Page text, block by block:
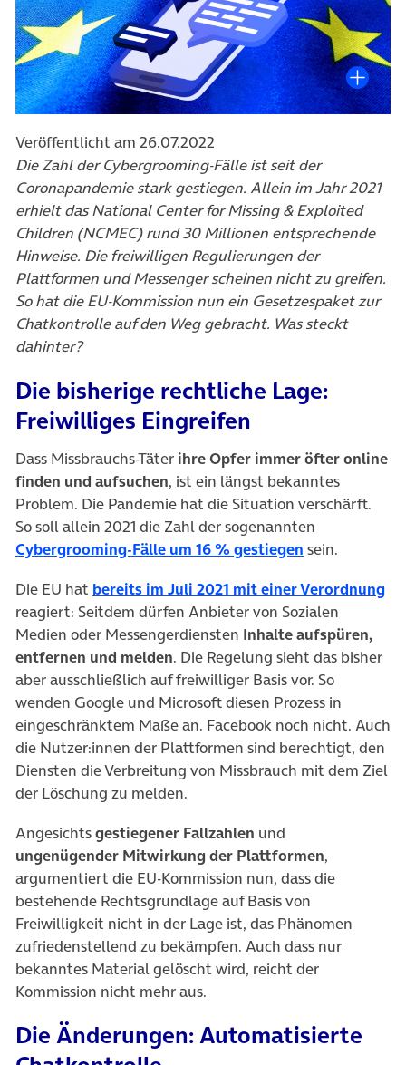
Veröffentlicht am 26.07.2022
Die Zahl der Cybergrooming-Fälle ist seit der
Coronapandemie stark gestiegen. Allein im Jahr 2021
erhielt das National Center for Missing & Exploited
Children (NCMEC) rund 30 Millionen entsprechende
Hinweise. Die freiwilligen Regulierungen der
Plattformen und Messenger scheinen nicht zu greifen.
So hat die EU-Kommission nun ein Gesetzespaket zur
Chatkontrolle auf den Weg gebracht. Was steckt
dahinter?
Die bisherige rechtliche Lage:
Freiwilliges Eingreifen
Dass Missbrauchs-Täter ihre Opfer immer öfter online
finden und aufsuchen, ist ein längst bekanntes
Problem. Die Pandemie hat die Situation verschärft.
So soll allein 2021 die Zahl der sogenannten
Cybergrooming-Fälle um 16 % gestiegen (öffnet in
sein.
Die EU hat bereits im Juli 2021 mit einer Verordnung
reagiert: Seitdem dürfen Anbieter von Sozialen
Medien oder Messengerdiensten Inhalte aufspüren,
entfernen und melden. Die Regelung sieht das bisher
aber ausschließlich auf freiwilliger Basis vor. So
wenden Google und Microsoft diesen Prozess in
eingeschränktem Maße an. Facebook noch nicht. Auch
die Nutzer:innen der Plattformen sind berechtigt, den
Diensten die Verbreitung von Missbrauch mit dem Ziel
der Löschung zu melden.
Angesichtsgestiegener Fallzahlen und
ungenügender Mitwirkung der Plattformen,
argumentiert die EU-Kommission nun, dass die
bestehende Rechtsgrundlage auf Basis von
Freiwilligkeit nicht in der Lage ist, das Phänomen
zufriedenstellend zu bekämpfen. Auch dass nur
bekanntes Material gelöscht wird, reicht der
Kommission nicht mehr aus.
Die Änderungen: Automatisierte